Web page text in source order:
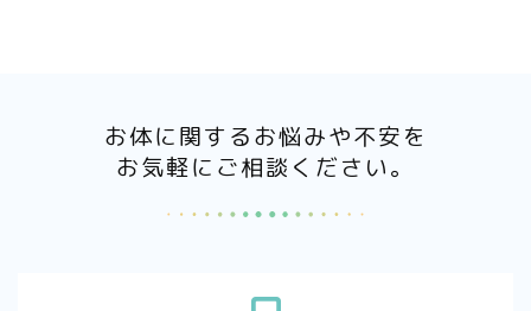
お体に関するお悩みや不安を
お気軽にご相談ください。